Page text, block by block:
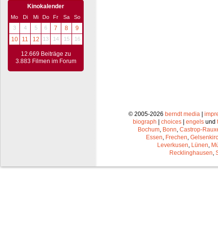
Kinokalender
Mo Di Mi Do Fr Sa
So
3
4 5 6 7 8
9
10
11 12 13 14 15 16
12.669 Beiträge zu
3.883 Filmen im Forum
© 2005-2026 berndt media|
biograph
choices engels und
Bochum, Bonn, Castrop-
Essen, Frechen,
Leverkusen, Lünen,
Recklinghausen,